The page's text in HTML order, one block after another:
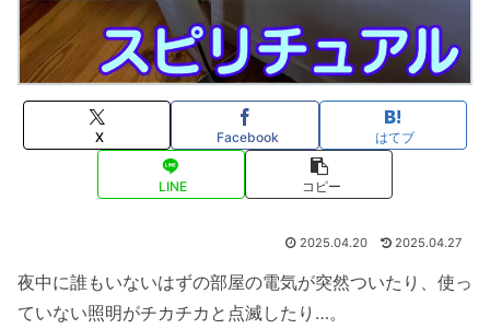
X Facebook はてブ
LINE コピー
2025.04.20 2025.04.27
夜中に誰もいないはずの部屋の電気が突然ついたり、使っ
ていない照明がチカチカと点滅したり…。